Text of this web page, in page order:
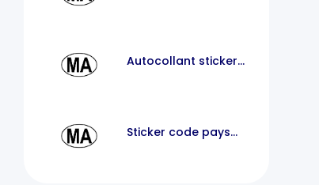
Autocollant sticker
Sticker code pays